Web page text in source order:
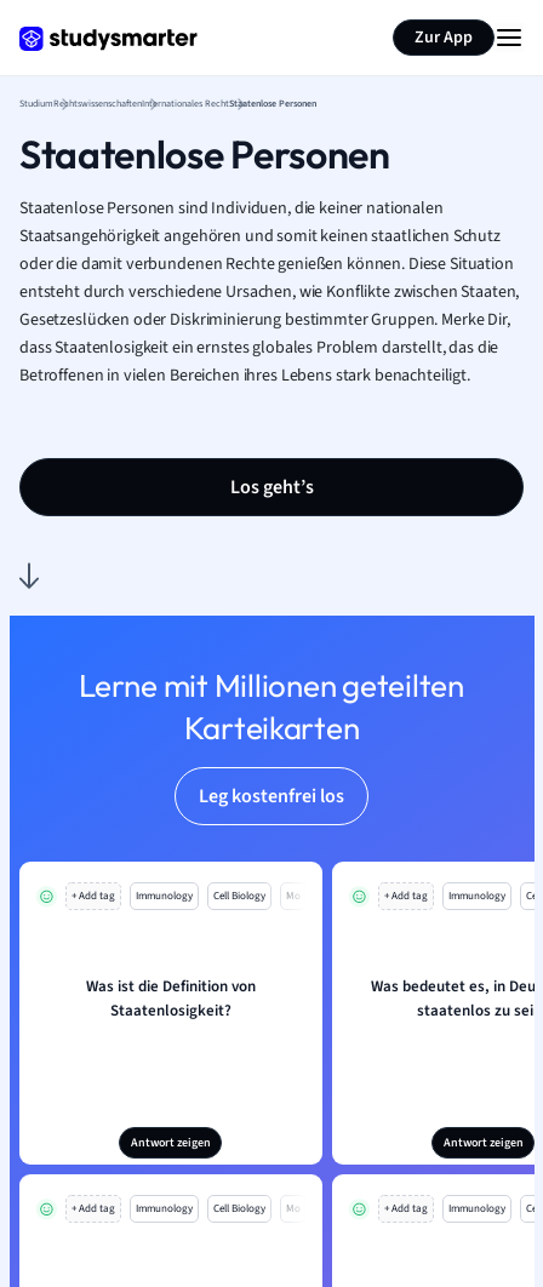
Zur App
StudiumRechtswissenschaftenInternationales RechtStaatenlose Personen
Staatenlose Personen
Staatenlose Personen sind Individuen, die keiner nationalen
Staatsangehörigkeit angehören und somit keinen staatlichen Schutz
oder die damit verbundenen Rechte genießen können. Diese Situation
entsteht durch verschiedene Ursachen, wie Konflikte zwischen Staaten,
Gesetzeslücken oder Diskriminierung bestimmter Gruppen. Merke Dir,
dass Staatenlosigkeit ein ernstes globales Problem darstellt, das die
Betroffenen in vielen Bereichen ihres Lebens stark benachteiligt.
Los geht’s
Lerne mit Millionen geteilten
Karteikarten
Leg kostenfrei los
+ Add tag Immunology Cell Biology Mo
Was ist die Definition von
Staatenlosigkeit?
Antwort zeigen
+ Add tag Immunology
Was bedeutet es, in
staatenlos zu
Antwort zeigen
+ Add tag Immunology Cell Biology Mo + Add tag Immunology